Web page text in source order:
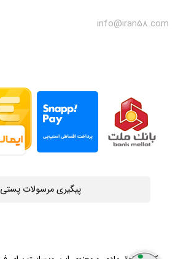
info@iran58.com
پیگیری مرسولات پستی